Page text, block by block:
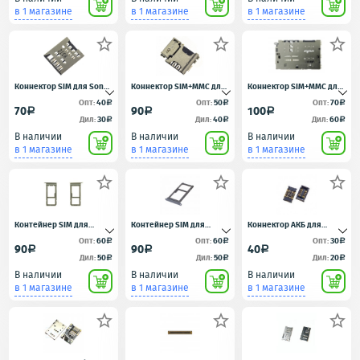
в 1 магазине
в 1 магазине
в 1 магазине

Коннектор SIM для Sony
LT26i (Xperia S)/LT26ii
(Xperia SL)
70a
Опт:40a
Дил:30a
В наличии
в 1 магазине

Коннектор SIM+MMC для
90a
Опт:50a
Дил:40a
В наличии
в 1 магазине

Коннектор SIM+MMC для
Samsung A310F/A510F
100a
Опт:70a
Дил:60a
В наличии
в 1 магазине

Контейнер SIM для
Samsung G935F/S7 Edge
Золото
90a
Опт:60a
Дил:50a
В наличии
в 1 магазине

Контейнер SIM для
Samsung G935F/S7 Edge
Черный
90a
Опт:60a
Дил:50a
В наличии
в 1 магазине

Коннектор АКБ для
Xiaomi Redmi Note
4X/Redmi 4A/Mi Max
40a
Опт:30a
Дил:20a
В наличии
в 1 магазине
  